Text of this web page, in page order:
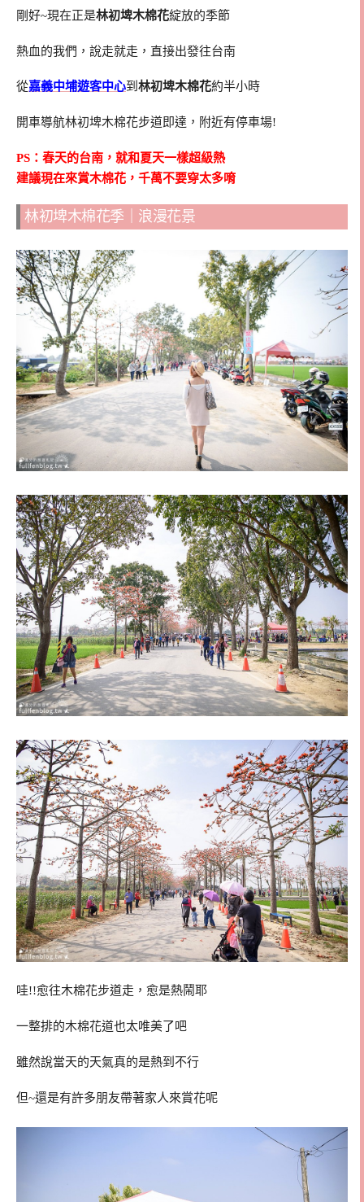
剛好~現在正是林初埤木棉花綻放的季節
熱血的我們，說走就走，直接出發往台南
從嘉義中埔遊客中心到 林初埤木棉花約半小時
開車導航林初埤木棉花步道即達，附近有停車場!
PS：春天的台南，就和夏天一樣超級熱
建議現在來賞木棉花，千萬不要穿太多唷
林初埤木棉花季｜浪漫花景
哇!!愈往木棉花步道走，愈是熱鬧耶
一整排的木棉花道也太唯美了吧
雖然說當天的天氣真的是熱到不行
但~還是有許多朋友帶著家人來賞花呢